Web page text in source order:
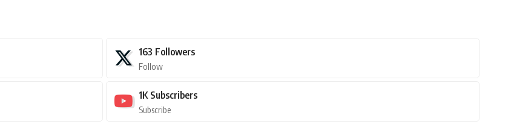
163 Followers
Follow
1K Subscribers
Subscribe